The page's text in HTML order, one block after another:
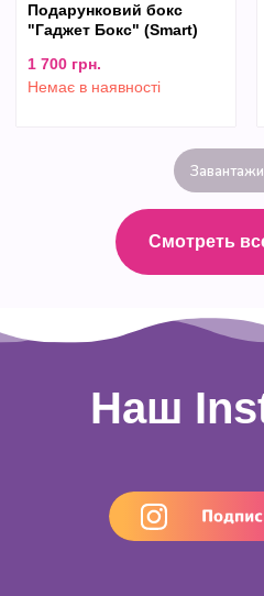
Подарунковий бокс
"Гаджет Бокс" (Smart)
1 700 грн.
Немає в наявності
Смотреть
Наш